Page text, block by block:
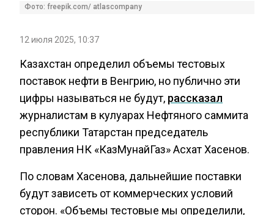
Фото: freepik.com/ atlascompany
12 июля 2025, 10:37
Казахстан определил объемы тестовых
поставок нефти в Венгрию, но публично эти
цифры называться не будут, рассказал
журналистам в кулуарах Нефтяного саммита
республики Татарстан председатель
правления НК «КазМунайГаз» Асхат Хасенов.
По словам Хасенова, дальнейшие поставки
будут зависеть от коммерческих условий
сторон. «Объемы тестовые мы определили,